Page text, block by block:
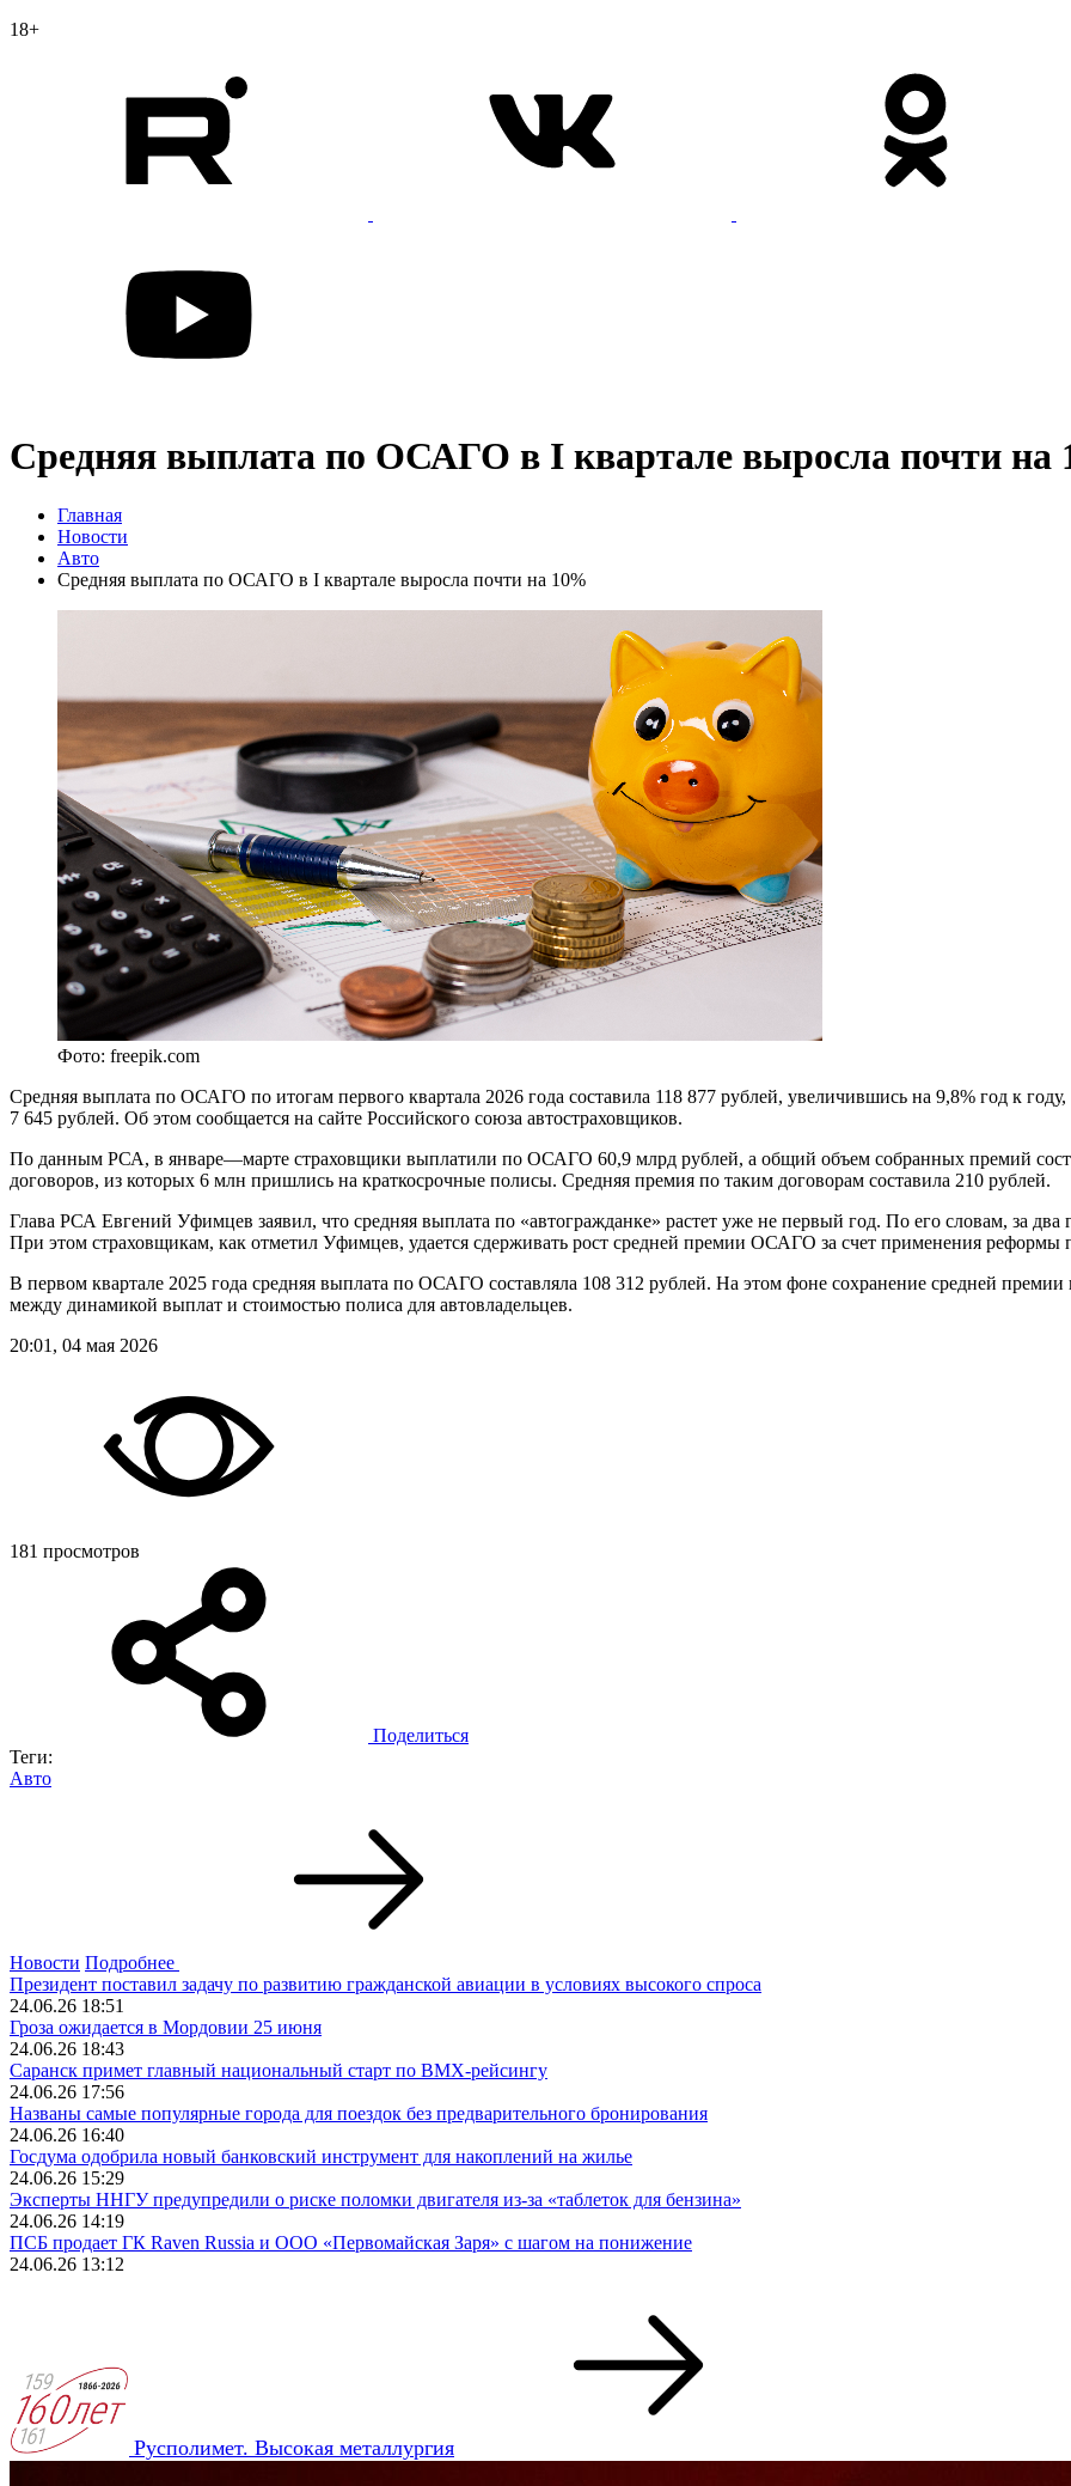
18+
Средняя выплата по ОСАГО в I квартале выросла почти на
Главная
Новости
Авто
Средняя выплата по ОСАГО в I квартале выросла почти на 10%
Фото: freepik.com
Средняя выплата по ОСАГО по итогам первого квартала 2026 года составила 118 877 рублей, увеличившись на 9,8% год к
7 645 рублей. Об этом сообщается на сайте Российского союза автостраховщиков.
По данным РСА, в январе—марте страховщики выплатили по ОСАГО 60,9 млрд рублей, а общий объем собранных премий
договоров, из которых 6 млн пришлись на краткосрочные полисы. Средняя премия по таким договорам составила 210 рублей.
Глава РСА Евгений Уфимцев заявил, что средняя выплата по «автогражданке» растет уже не первый год. По его словам, за два
При этом страховщикам, как отметил Уфимцев, удается сдерживать рост средней премии ОСАГО за счет применения реформы
В первом квартале 2025 года средняя выплата по ОСАГО составляла 108 312 рублей. На этом фоне сохранение средней
между динамикой выплат и стоимостью полиса для автовладельцев.
20:01, 04 мая 2026
181 просмотров
Поделиться
Теги:
Авто
Новости Подробнее
Президент поставил задачу по развитию гражданской авиации в условиях высокого спроса
24.06.26 18:51
Гроза ожидается в Мордовии 25 июня
24.06.26 18:43
Саранск примет главный национальный старт по BMX-рейсингу
24.06.26 17:56
Названы самые популярные города для поездок без предварительного бронирования
24.06.26 16:40
Госдума одобрила новый банковский инструмент для накоплений на жилье
24.06.26 15:29
Эксперты ННГУ предупредили о риске поломки двигателя из-за «таблеток для бензина»
24.06.26 14:19
ПСБ продает ГК Raven Russia и ООО «Первомайская Заря» с шагом на понижение
24.06.26 13:12
Русполимет. Высокая металлургия